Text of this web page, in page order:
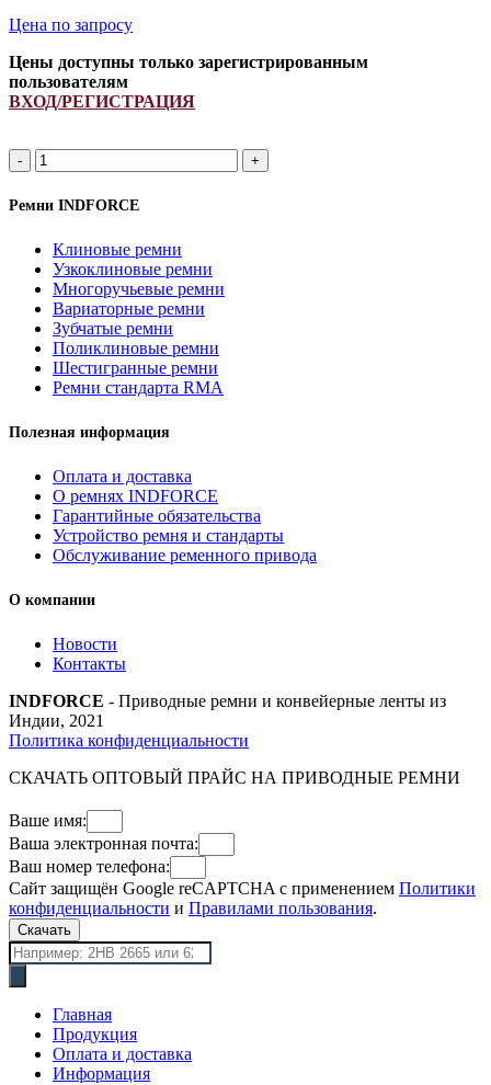
Цена по запросу
Цены доступны только зарегистрированным
пользователям
ВХОД/РЕГИСТРАЦИЯ
2HB
2060Lp/
2075La
(РСМ
ремень
многоручьевой
INDFORCE
Strongest
quantity
Ремни INDFORCE
Клиновые ремни
Узкоклиновые ремни
Многоручьевые ремни
Вариаторные ремни
Зубчатые ремни
Поликлиновые ремни
Шестигранные ремни
Ремни стандарта RMA
Полезная информация
Оплата и доставка
О ремнях INDFORCE
Гарантийные обязательства
Устройство ремня и стандарты
Обслуживание ременного привода
О компании
Новости
Контакты
INDFORCE - Приводные ремни и конвейерные ленты из
Индии, 2021
Политика конфиденциальности
СКАЧАТЬ ОПТОВЫЙ ПРАЙС НА ПРИВОДНЫЕ РЕМНИ
Ваше имя:
Ваша электронная почта:
Ваш номер телефона:
Сайт защищён Google reCAPTCHA с применением Политики
конфиденциальности и Правилами пользования.
Скачать
Поиск
товаров
Главная
Продукция
Оплата и доставка
Информация